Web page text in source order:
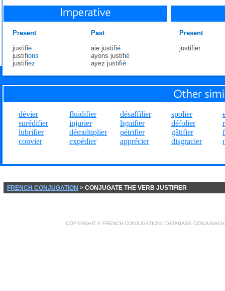
Present
justifie
justifions
justifiez
Past
aie justifié
ayons justifié
ayez justifié
Present
justifier
dévier
surédifier
lubrifier
convier
fluidifier
injurier
démultiplier
expédier
désaffilier
lignifier
pétrifier
apprécier
spolier
défolier
gâtifier
disgracier
FRENCH CONJUGATION > CONJUGATE THE VERB JUSTIFIER
COPYRIGHT © FRENCH CONJUGATION / DATABASE